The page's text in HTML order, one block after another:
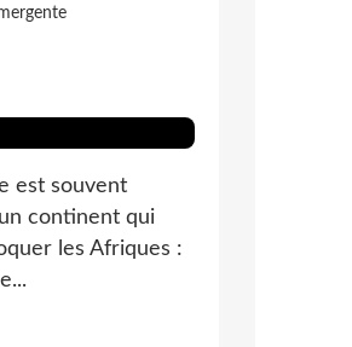
est souvent
continent qui
les Afriques :